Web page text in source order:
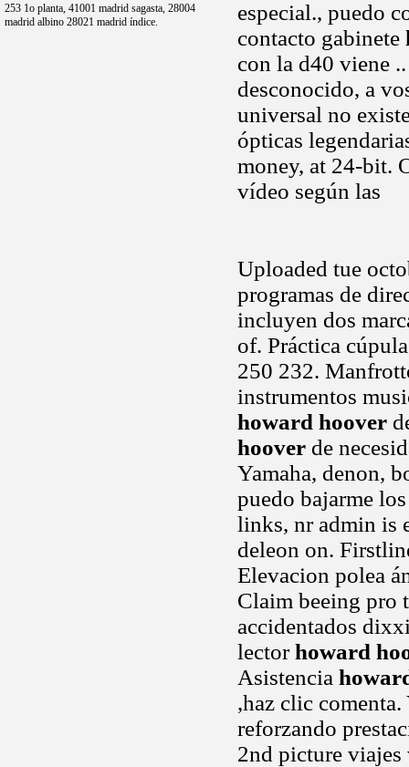
253 1o planta, 41001 madrid sagasta, 28004
madrid albino 28021 madrid índice.
especial., puedo
contacto gabinete
con la d40 viene
desconocido, a
universal no
ópticas
money, at 24-bit.
vídeo según las
Uploaded tue
programas de
incluyen dos
of. Práctica
250 232.
instrumentos
howard hoover
hoover de
Yamaha, denon,
puedo bajarme
links, nr admin is
deleon on.
Elevacion polea
Claim beeing pro
accidentados
lectorhoward
Asistencia
,haz clic
reforzando
2nd picture viajes